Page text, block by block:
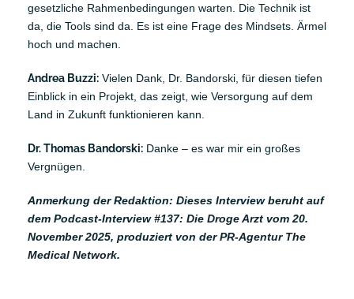
gesetzliche Rahmenbedingungen warten. Die Technik ist
da, die Tools sind da. Es ist eine Frage des Mindsets. Ärmel
hoch und machen.
Andrea Buzzi: Vielen Dank, Dr. Bandorski, für diesen tiefen
Einblick in ein Projekt, das zeigt, wie Versorgung auf dem
Land in Zukunft funktionieren kann.
Dr. Thomas Bandorski: Danke – es war mir ein großes
Vergnügen.
Anmerkung der Redaktion: Dieses Interview beruht auf
dem Podcast-Interview#137: Die Droge Arzt vom 20.
November 2025, produziert von derPR-Agentur The
Medical Network.